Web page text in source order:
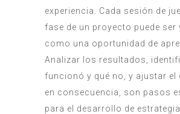
experiencia. Cada sesión de
fase de un proyecto puede ser
como una oportunidad de
Analizar los resultados,
funcionó y qué no, y ajustar el
en consecuencia, son pasos
para el desarrollo de